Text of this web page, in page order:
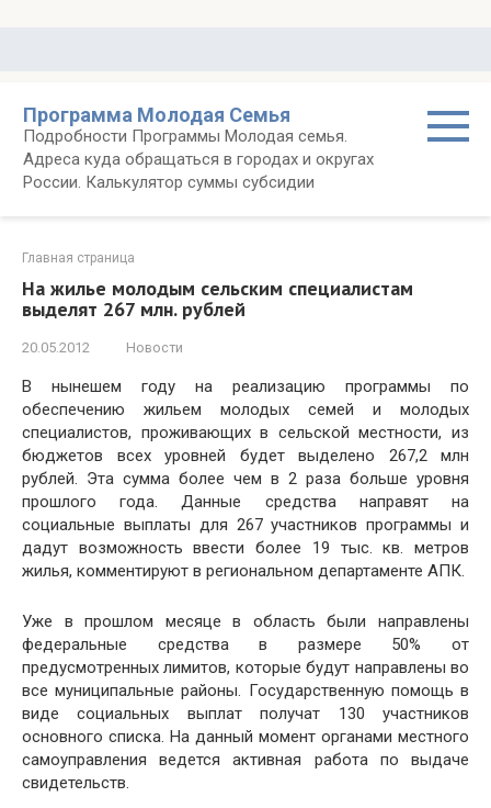
Программа Молодая Семья
Подробности Программы Молодая семья.
Адреса куда обращаться в городах и округах
России. Калькулятор суммы субсидии
Главная страница
На жилье молодым сельским специалистам
выделят 267 млн. рублей
20.05.2012 Новости
В нынешем году на реализацию программы по
обеспечению жильем молодых семей и молодых
специалистов, проживающих в сельской местности, из
бюджетов всех уровней будет выделено 267,2 млн
рублей. Эта сумма более чем в 2 раза больше уровня
прошлого года. Данные средства направят на
социальные выплаты для 267 участников программы и
дадут возможность ввести более 19 тыс. кв. метров
жилья, комментируют в региональном департаменте АПК.
Уже в прошлом месяце в область были направлены
федеральные средства в размере 50% от
предусмотренных лимитов, которые будут направлены во
все муниципальные районы. Государственную помощь в
виде социальных выплат получат 130 участников
основного списка. На данный момент органами местного
самоуправления ведется активная работа по выдаче
свидетельств.